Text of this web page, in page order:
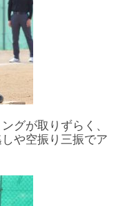
グが取りずらく、
や空振り三振でア